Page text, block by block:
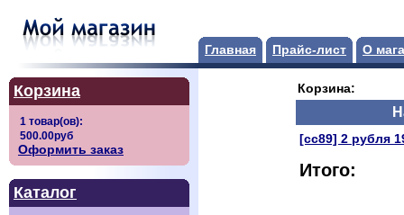
Главная Прайс-лист О
Корзина
Оформить заказ
Каталог
Корзина:
[сс89] 2 рубля
Итого: